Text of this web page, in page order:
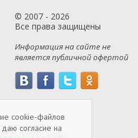
cookie-файлов
согласие на
© 2007 - 2026
Все права защищены
Информация на сайте не
является публичной офертой